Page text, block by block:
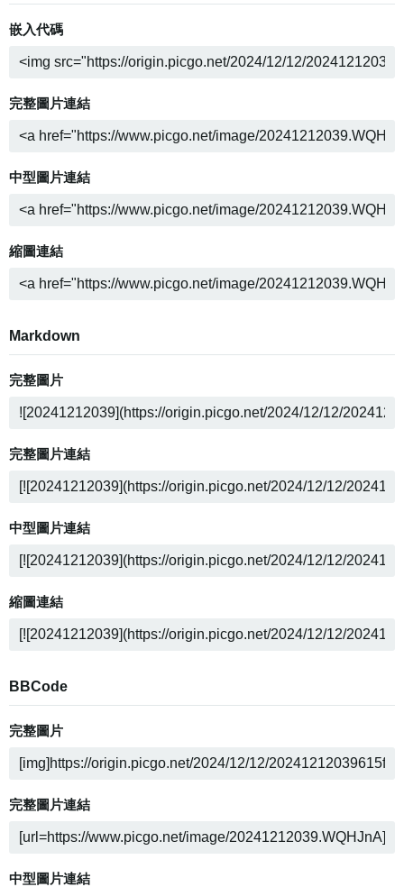
嵌入代碼
完整圖片連結
中型圖片連結
縮圖連結
Markdown
完整圖片
完整圖片連結
中型圖片連結
縮圖連結
BBCode
完整圖片
完整圖片連結
中型圖片連結